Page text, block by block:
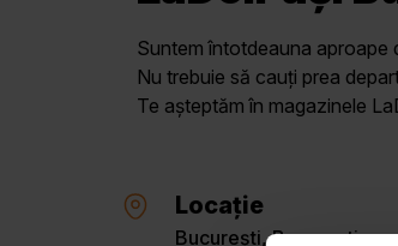
Suntem întotdeauna aproape
Nu trebuie să cauți prea
Te așteptăm în magazinele
Locație
București, București